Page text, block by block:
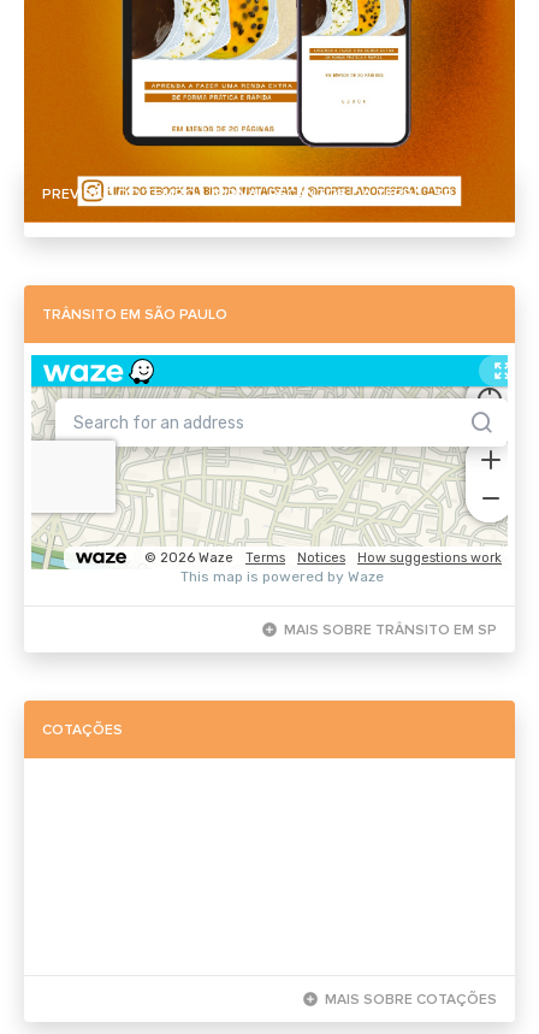
PREVISÃO DO TEMPO - JORNAL RECANTOS DA TERRA - SP
TRÂNSITO EM SÃO PAULO
add_circle MAIS SOBRE TRÂNSITO EM SP
COTAÇÕES
add_circle MAIS SOBRE COTAÇÕES